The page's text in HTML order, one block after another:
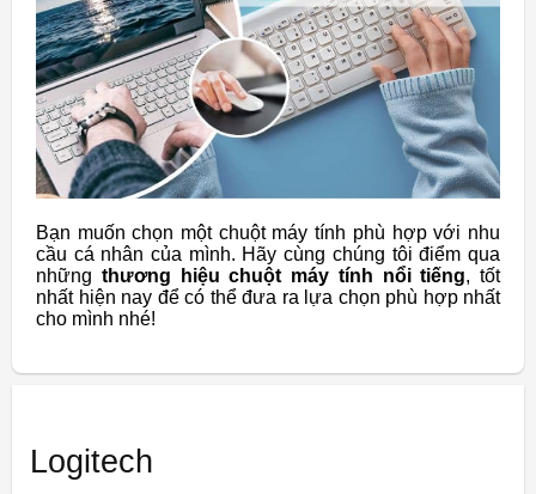
Bạn muốn chọn một chuột máy tính phù hợp với nhu
cầu cá nhân của mình. Hãy cùng chúng tôi điểm qua
những thương hiệu chuột máy tính nổi tiếng, tốt
nhất hiện nay để có thể đưa ra lựa chọn phù hợp nhất
cho mình nhé!
Logitech